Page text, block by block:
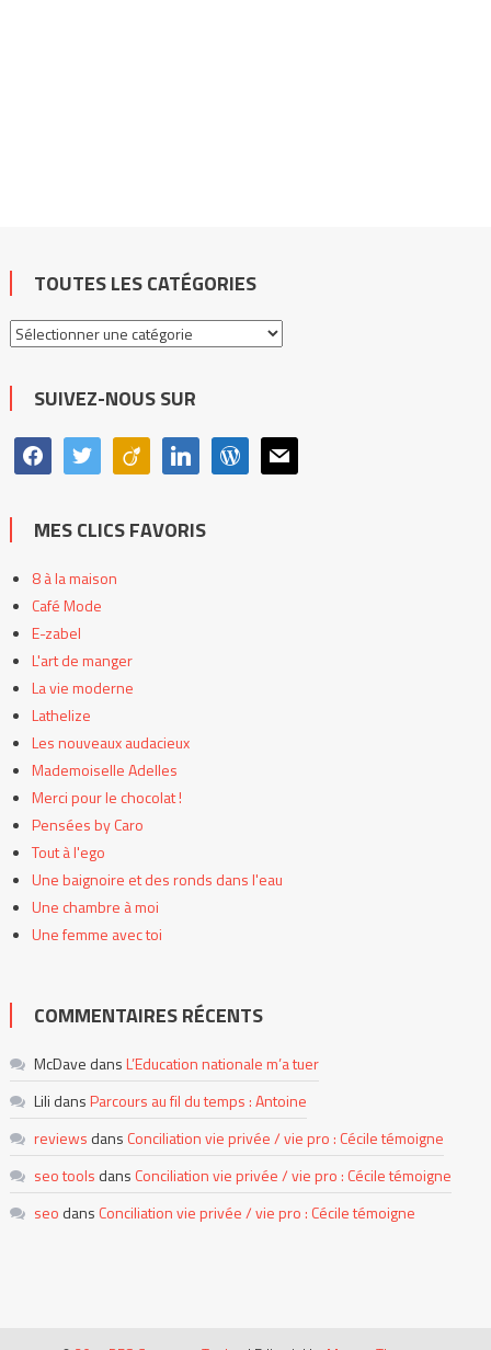
TOUTES LES CATÉGORIES
Toutes
catégories
SUIVEZ-NOUS SUR
facebooktwitter viadeo linkedin wordpress
mail
MES CLICS FAVORIS
8 à la maison
Café Mode
E-zabel
L'art de manger
La vie moderne
Lathelize
Les nouveaux audacieux
Mademoiselle Adelles
Merci pour le chocolat !
Pensées by Caro
Tout à l'ego
Une baignoire et des ronds dans l'eau
Une chambre à moi
Une femme avec toi
COMMENTAIRES RÉCENTS
McDave dansL’Education nationale m’a tuer
Lili dansParcours au fil du temps : Antoine
reviews dans Conciliation vie privée / vie pro : Cécile témoigne
seo tools dans Conciliation vie privée / vie pro : Cécile témoigne
seo dans Conciliation vie privée / vie pro : Cécile témoigne